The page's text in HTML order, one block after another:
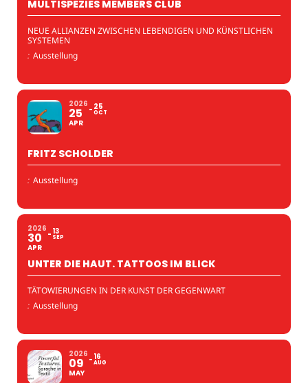
MULTISPEZIES MEMBERS CLUB
NEUE ALLIANZEN ZWISCHEN LEBENDIGEN UND KÜNSTLICHEN
SYSTEMEN
: Ausstellung
2026
25
APR
25
OCT
FRITZ SCHOLDER
: Ausstellung
2026
30
APR
13
SEP
UNTER DIE HAUT. TATTOOS IM BLICK
TÄTOWIERUNGEN IN DER KUNST DER GEGENWART
: Ausstellung
2026
09
MAY
16
AUG